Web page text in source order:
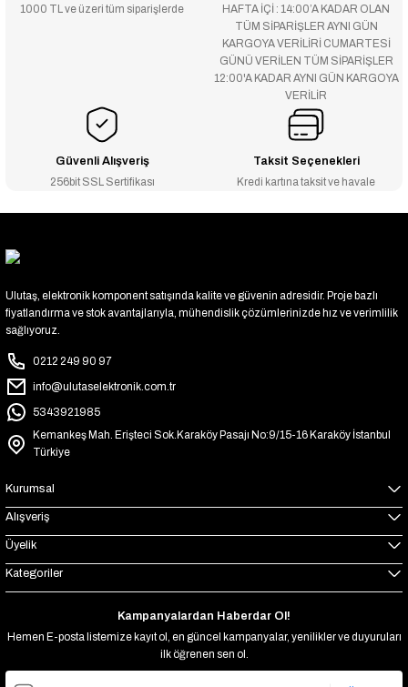
1000 TL ve üzeri tüm siparişlerde
HAFTA İÇİ : 14:00’A KADAR OLAN
TÜM SİPARİŞLER AYNI GÜN
KARGOYA VERİLİRİ CUMARTESİ
GÜNÜ VERİLEN TÜM SİPARİŞLER
12:00'A KADAR AYNI GÜN KARGOYA
VERİLİR
Güvenli Alışveriş
256bit SSL Sertifikası
Taksit Seçenekleri
Kredi kartına taksit ve havale
Ulutaş, elektronik komponent satışında kalite ve güvenin adresidir. Proje bazlı
fiyatlandırma ve stok avantajlarıyla, mühendislik çözümlerinizde hız ve verimlilik
sağlıyoruz.
0212 249 90 97
info@ulutaselektronik.com.tr
5343921985
Kemankeş Mah. Erişteci Sok.Karaköy Pasajı No:9/15-16 Karaköy İstanbul
Türkiye
Kurumsal
Alışveriş
Üyelik
Kategoriler
Kampanyalardan Haberdar Ol!
Hemen E-posta listemize kayıt ol, en güncel kampanyalar, yenilikler ve duyuruları
ilk öğrenen sen ol.